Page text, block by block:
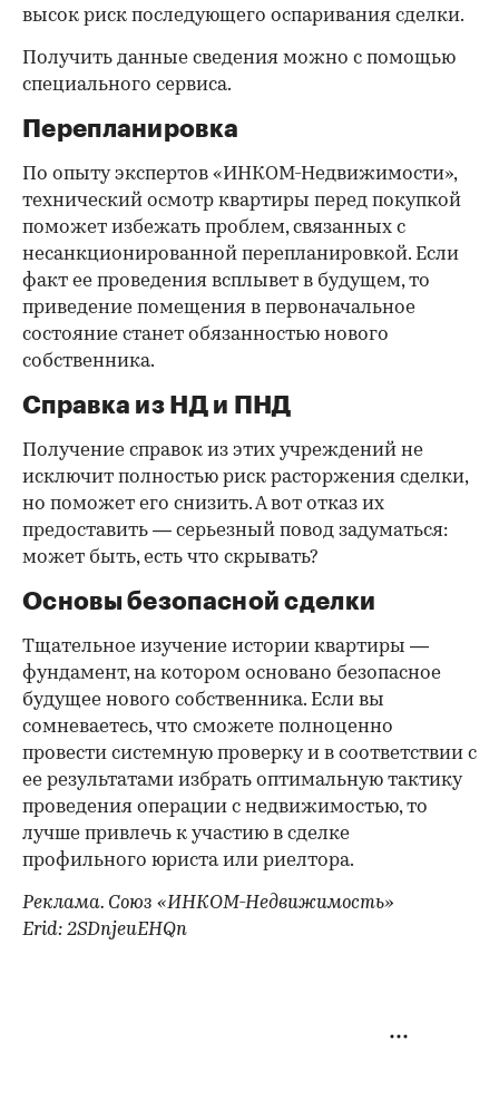
высок риск последующего оспаривания сделки.
Получить данные сведения можно с помощью
специального сервиса.
Перепланировка
По опыту экспертов «ИНКОМ-Недвижимости»,
технический осмотр квартиры перед покупкой
поможет избежать проблем, связанных с
несанкционированной перепланировкой. Если
факт ее проведения всплывет в будущем, то
приведение помещения в первоначальное
состояние станет обязанностью нового
собственника.
Справка из НД и ПНД
Получение справок из этих учреждений не
исключит полностью риск расторжения сделки,
но поможет его снизить. А вот отказ их
предоставить — серьезный повод задуматься:
может быть, есть что скрывать?
Основы безопасной сделки
Тщательное изучение истории квартиры —
фундамент, на котором основано безопасное
будущее нового собственника. Если вы
сомневаетесь, что сможете полноценно
провести системную проверку и в соответствии с
ее результатами избрать оптимальную тактику
проведения операции с недвижимостью, то
лучше привлечь к участию в сделке
профильного юриста или риелтора.
Реклама. Союз «ИНКОМ-Недвижимость»
Erid: 2SDnjeuEHQn